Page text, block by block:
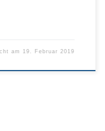
am 19. Februar 2019